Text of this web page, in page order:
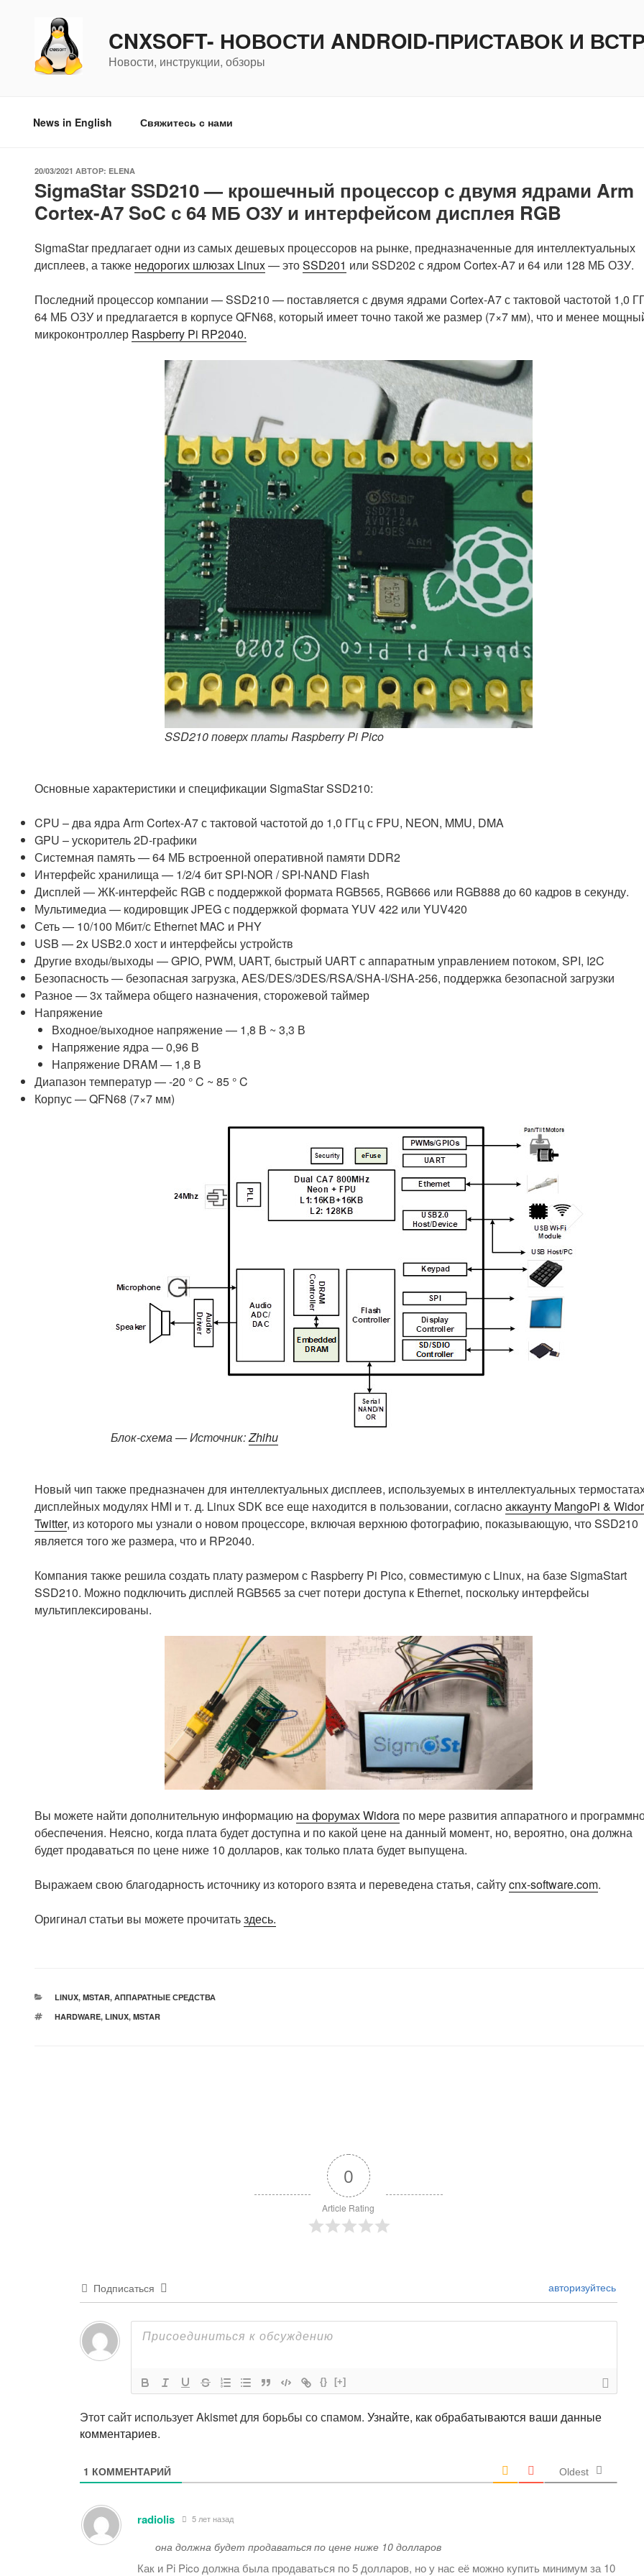
содержимому
CNXSOFT- НОВОСТИ ANDROID-ПРИСТАВОК И
Новости, инструкции, обзоры
News in English Свяжитесь с нами
ОПУБЛИКОВАНО
20/03/2021 АВТОР: ELENA
SigmaStar SSD210 — крошечный процессор с двумя ядрами Arm
Cortex-A7 SoC с 64 МБ ОЗУ и интерфейсом дисплея RGB
SigmaStar предлагает одни из самых дешевых процессоров на рынке, предназначенные для интеллектуальных
дисплеев, а также недорогих шлюзах Linux— этоSSD201 или SSD202 с ядром Cortex-A7 и 64 или 128 МБ ОЗУ.
Последний процессор компании — SSD210 — поставляется с двумя ядрами Cortex-A7 с тактовой частотой 1,0
64 МБ ОЗУ и предлагается в корпусе QFN68, который имеет точно такой же размер (7×7 мм), что и менее
микроконтроллер Raspberry Pi RP2040.
SSD210 поверх платы Raspberry Pi Pico
Основные характеристики и спецификации SigmaStar SSD210:
CPU – два ядра Arm Cortex-A7 с тактовой частотой до 1,0 ГГц с FPU, NEON, MMU, DMA
GPU – ускоритель 2D-графики
Системная память — 64 МБ встроенной оперативной памяти DDR2
Интерфейс хранилища — 1/2/4 бит SPI-NOR / SPI-NAND Flash
Дисплей — ЖК-интерфейс RGB с поддержкой формата RGB565, RGB666 или RGB888 до 60 кадров в секунду.
Мультимедиа — кодировщик JPEG с поддержкой формата YUV 422 или YUV420
Сеть — 10/100 Мбит/с Ethernet MAC и PHY
USB — 2x USB2.0 хост и интерфейсы устройств
Другие входы/выходы — GPIO, PWM, UART, быстрый UART с аппаратным управлением потоком, SPI, I2C
Безопасность — безопасная загрузка, AES/DES/3DES/RSA/SHA-I/SHA-256, поддержка безопасной загрузки
Разное — 3х таймера общего назначения, сторожевой таймер
Напряжение
Входное/выходное напряжение — 1,8 В ~ 3,3 В
Напряжение ядра — 0,96 В
Напряжение DRAM — 1,8 В
Диапазон температур — -20 ° C ~ 85 ° C
Корпус — QFN68 (7×7 мм)
Блок-схема — Источник:Zhihu
Новый чип также предназначен для интеллектуальных дисплеев, используемых в интеллектуальных
дисплейных модулях HMI и т. д. Linux SDK все еще находится в пользовании, согласноаккаунту MangoPi &
Twitter, из которого мы узнали о новом процессоре, включая верхнюю фотографию, показывающую, что SSD210
является того же размера, что и RP2040.
Компания также решила создать плату размером с Raspberry Pi Pico, совместимую с Linux, на базе SigmaStart
SSD210. Можно подключить дисплей RGB565 за счет потери доступа к Ethernet, поскольку интерфейсы
мультиплексированы.
Вы можете найти дополнительную информацию на форумах Widora по мере развития аппаратного и
обеспечения. Неясно, когда плата будет доступна и по какой цене на данный момент, но, вероятно, она должна
будет продаваться по цене ниже 10 долларов, как только плата будет выпущена.
Выражаем свою благодарность источнику из которого взята и переведена статья, сайтуcnx-software.com.
Оригинал статьи вы можете прочитатьздесь.
РУБРИКИ
LINUX, MSTAR, АППАРАТНЫЕ СРЕДСТВА
МЕТКИ
HARDWARE, LINUX, MSTAR
0
Article Rating
Подписаться авторизуйтесь
{} [+]
Этот сайт использует Akismet для борьбы со спамом. Узнайте, как обрабатываются ваши данные
комментариев.
1 КОММЕНТАРИЙ Oldest
radiolis 5 лет назад
она должна будет продаваться по цене ниже 10 долларов
Как и Pi Pico должна была продаваться по 5 долларов, но у нас её можно купить минимум за 10